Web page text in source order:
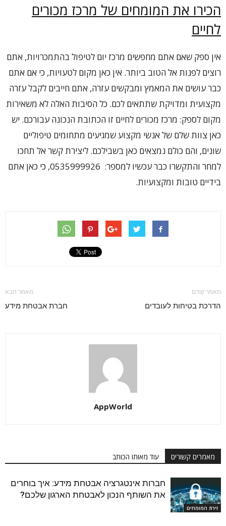
הכירו את המומחים של מרכז מכורים
לחיים
אין ספק שאם אתם מחפשים מרכז יום לטיפול בהתמכרויות, אתם
רוצים לפנות אל הטוב ביותר. אין כאן מקום לטעויות, כי אם אתם
כבר עושים את המאמץ ומבקשים עזרה, אתם חייבים לקבל עזרה
מקצועית ומדויקת שתתאים לכם. כל הסיבות האלה לא משאירות
מקום לספק: מרכז מכורים לחיים זו הכתובת הנכונה עבורכם. יש
כאן צוות שלם של אנשי מקצוע שמגיעים מתחומים טיפוליים
שונים, והם כולם נמצאים כאן בשבילכם. ליצירת קשר אל תחכו
למחר והתקשרו כבר עכשיו למספר: 0535999926, כי כאן אתם
בידיים טובות ומקצועיות.
מאמר קודם
הדרכת בטיחות לעובדים
מאמר הבא
חברת אבטחת מידע
AppWorld
מאמרים קשורים עוד מאותו הכותב
זירת המומחים
חברות אינטגרציה אבטחת מידע: איך בוחרים
את השותף הנכון לאבטחת הארגון שלכם?